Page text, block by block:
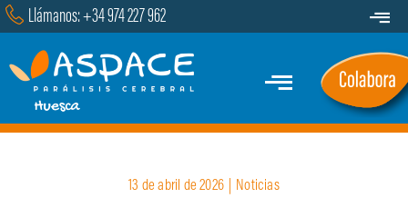
Saltar
contenido
Llámanos: +34 974 227 962
Toggle
Transparencia
Contacto
Toggle
Navigation
13 de abril de 2026 Noticias